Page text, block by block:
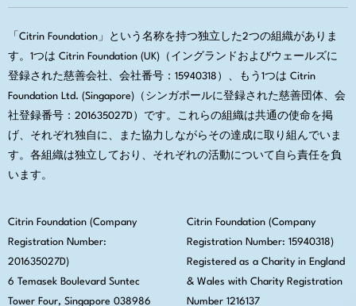
「Citrin Foundation」という名称を持つ独立した2つの組織がありま
す。1つは Citrin Foundation (UK)（イングランドおよびウェールズに
登録された慈善会社、会社番号：15940318）、もう1つは Citrin
Foundation Ltd. (Singapore)（シンガポールに登録された慈善団体、会
社登録番号：201635027D）です。これらの組織は共通の使命を掲
げ、それぞれ独自に、また協力しながらその達成に取り組んでいま
す。各組織は独立しており、それぞれの活動について自ら責任を負
います。
Citrin Foundation (Company
Registration Number:
201635027D)
6 Temasek Boulevard Suntec
Tower Four, Singapore 038986
Citrin Foundation (Company
Registration Number: 15940318)
Registered as a Charity in England
& Wales with Charity Registration
Number 1216137